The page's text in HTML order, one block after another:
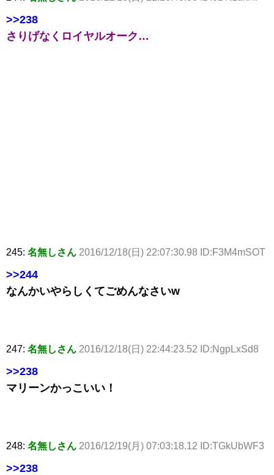
>>238
さりげなくロイヤルオーク…
245: 名無しさん 2016/12/18(日) 22:07:30.98 ID:F3M4mSOT
>>244
なんかいやらしくてごめんなさいw
247: 名無しさん 2016/12/18(日) 22:44:23.52 ID:NgpLxSd8
>>238
マリーンかっこいい！
248: 名無しさん 2016/12/19(月) 07:03:18.12 ID:TGkUbWF3
>>238